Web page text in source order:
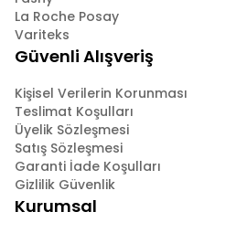
La Roche Posay
Variteks
Güvenli Alışveriş
Kişisel Verilerin Korunması
Teslimat Koşulları
Üyelik Sözleşmesi
Satış Sözleşmesi
Garanti İade Koşulları
Gizlilik Güvenlik
Kurumsal